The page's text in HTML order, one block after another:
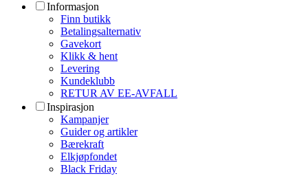
Informasjon
Finn butikk
Betalingsalternativ
Gavekort
Klikk & hent
Levering
Kundeklubb
RETUR AV EE-AVFALL
Inspirasjon
Kampanjer
Guider og artikler
Bærekraft
Elkjøpfondet
Black Friday